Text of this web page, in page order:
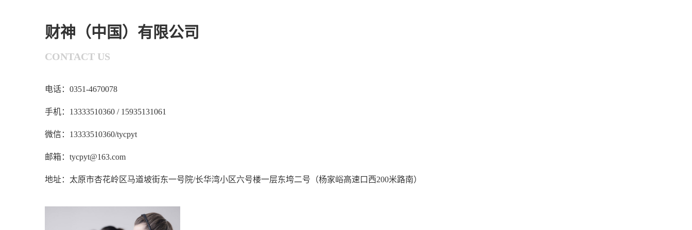
财神（中国）有限公司
CONTACT US
电话：0351-4670078
手机：13333510360 / 15935131061
微信：13333510360/tycpyt
邮箱：tycpyt@163.com
地址：太原市杏花岭区马道坡街东一号院/长华湾小区六号楼一层东垮二号（杨家峪高速口西200米路南）